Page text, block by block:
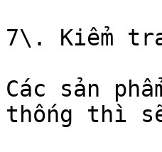
7\. Kiểm
Các sản
thống thì